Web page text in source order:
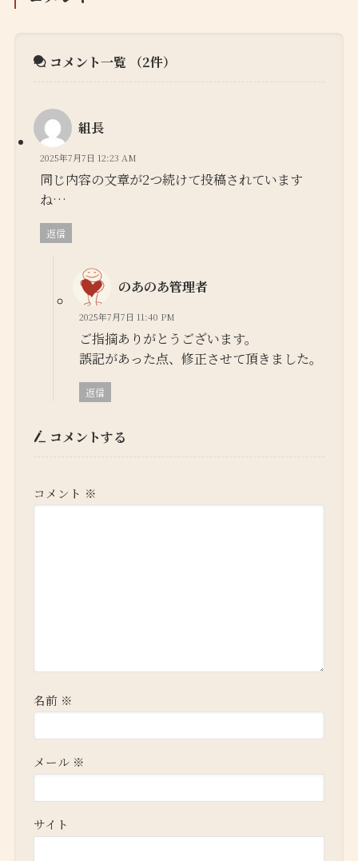
コメント一覧 （2件）
組長
2025年7月7日 12:23 AM
同じ内容の文章が2つ続けて投稿されています
ね…
返信
のあのあ管理者
2025年7月7日 11:40 PM
ご指摘ありがとうございます。
誤記があった点、修正させて頂きました。
返信
コメントする
コメント ※
名前 ※
メール ※
サイト